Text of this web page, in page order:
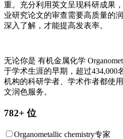
重。充分利用英文呈现科研成果
业研究论文的审查需要高质量的
深入了解，才能提高发表率。
无论你是 有机金属化学
于学术生涯的早期，超过434,000
机构的科研学者、学术作者都使
文润色服务。
782+ 位
Organometallic chemistry专家